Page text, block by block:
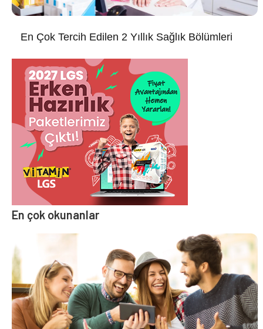
En Çok Tercih Edilen 2 Yıllık Sağlık Bölümleri
En çok okunanlar